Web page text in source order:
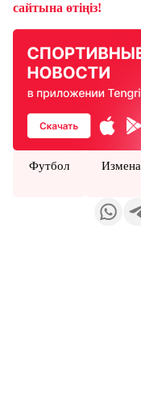
сайтына өтіңіз!
Футбол Измена